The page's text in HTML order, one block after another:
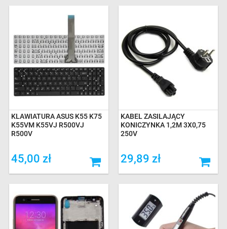
KLAWIATURA ASUS K55 K75
K55VM K55VJ R500VJ
R500V
45,00 zł
KABEL ZASILAJĄCY
KONICZYNKA 1,2M 3X0,75
250V
29,89 zł